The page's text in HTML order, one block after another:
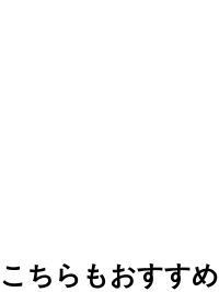
こちらもおすすめ